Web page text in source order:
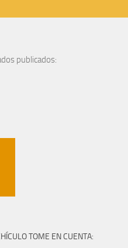
publicados:
TOME EN CUENTA: